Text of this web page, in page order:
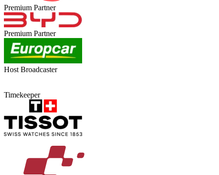
Premium Partner
Premium Partner
Host Broadcaster
Timekeeper